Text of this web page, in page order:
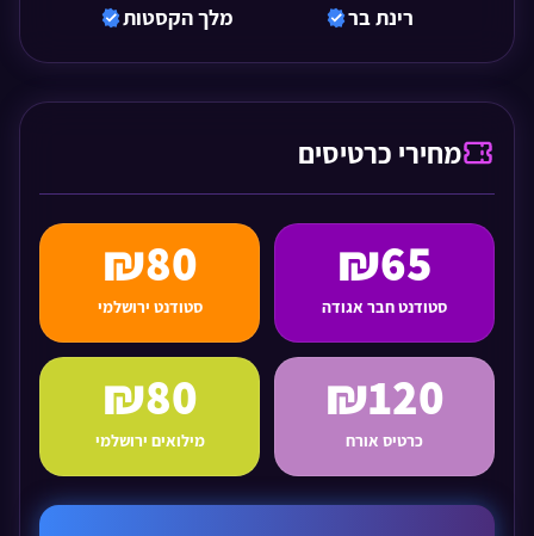
רינת בר מלך הקסטות
מחירי כרטיסים
₪65
סטודנט חבר אגודה
₪80
סטודנט ירושלמי
₪120
כרטיס אורח
₪80
מילואים ירושלמי